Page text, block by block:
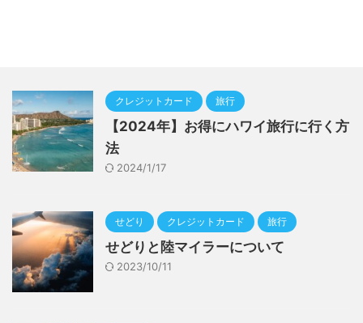
クレジットカード 旅行
【2024年】お得にハワイ旅行に行く方
法
2024/1/17
せどり クレジットカード 旅行
せどりと陸マイラーについて
2023/10/11